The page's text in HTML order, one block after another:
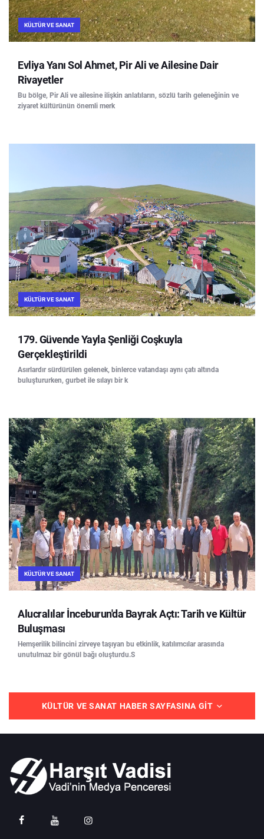
KÜLTÜR VE SANAT
Evliya Yanı Sol Ahmet, Pir Ali ve Ailesine Dair
Rivayetler
Bu bölge, Pir Ali ve ailesine ilişkin anlatıların, sözlü tarih geleneğinin ve
ziyaret kültürünün önemli merk
KÜLTÜR VE SANAT
179. Güvende Yayla Şenliği Coşkuyla
Gerçekleştirildi
Asırlardır sürdürülen gelenek, binlerce vatandaşı aynı çatı altında
buluştururken, gurbet ile sılayı bir k
KÜLTÜR VE SANAT
Alucralılar İnceburun'da Bayrak Açtı: Tarih ve Kültür
Buluşması
Hemşerilik bilincini zirveye taşıyan bu etkinlik, katılımcılar arasında
unutulmaz bir gönül bağı oluşturdu.S
KÜLTÜR VE SANAT HABER SAYFASINA GIT